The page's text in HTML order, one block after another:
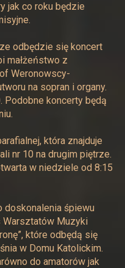
jak co roku będzie
odbędzie się koncert
małżeństwo z
Weronowscy-
na sopran i organy.
Podobne koncerty będą
która znajduje
nr 10 na drugim piętrze.
w niedziele od 8:15
doskonalenia śpiewu
Muzyki
które odbędą się
w Domu Katolickim.
do amatorów jak